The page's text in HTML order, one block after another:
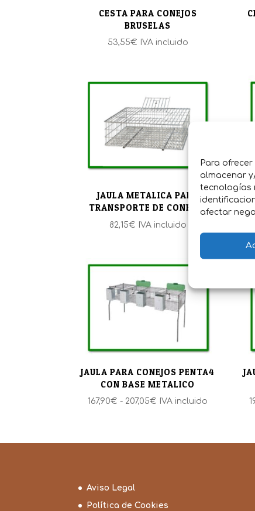
Para
almacenar
tecnologías
afectar
CESTA PARA CONEJOS
BRUSELAS
53,55€ IVA incluido
JAULA METALICA PARA
TRANSPORTE DE CONEJOS
82,15€ IVA incluido
JAULA PARA CONEJOS PENTA4
CON BASE METALICO
167,90€ - 207,05€ Rango
desde
IVA incluido
Aviso Legal
Política de Cookies